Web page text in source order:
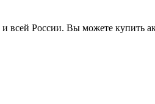
всей России. Вы можете купить